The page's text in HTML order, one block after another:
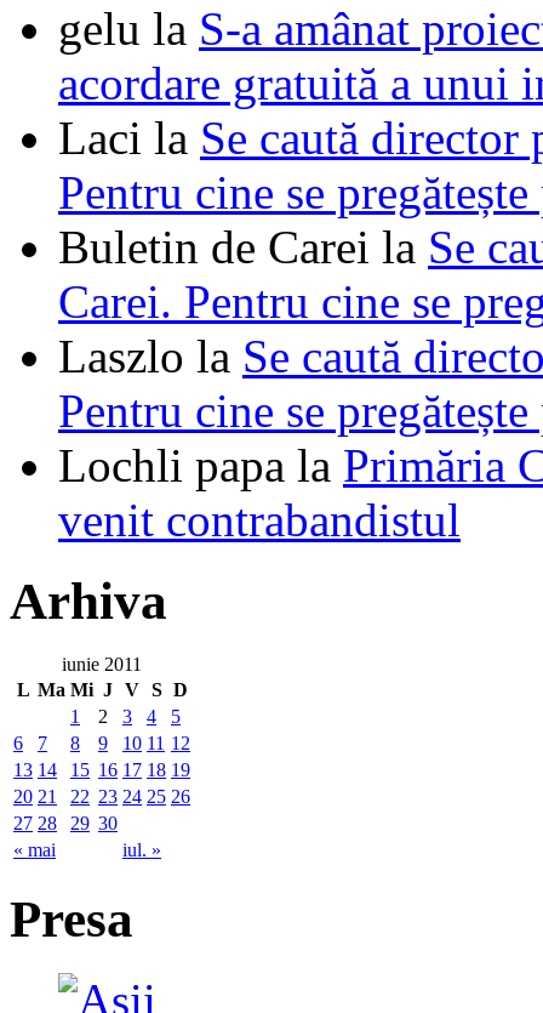
gelu la S-a amânat
acordare gratuită a unui
Laci la Se caută
Pentru cine se
Buletin de Carei la Se
Carei. Pentru cine se
Laszlo la Se caută
Pentru cine se
Lochli papa la Primăria
venit contrabandistul
Arhiva
iunie 2011
L Ma Mi J V S D
« mai iul. »
1 2 3 4
5
6
7 8 9 10 11 12
13 14 15 16 17 18 19
20 21 22 23 24 25 26
27 28 29 30
Presa